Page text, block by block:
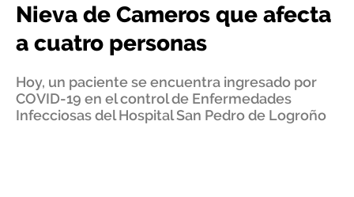
Nieva de Cameros que afecta
a cuatro personas
Hoy, un paciente se encuentra ingresado por
COVID-19 en el control de Enfermedades
Infecciosas del Hospital San Pedro de Logroño